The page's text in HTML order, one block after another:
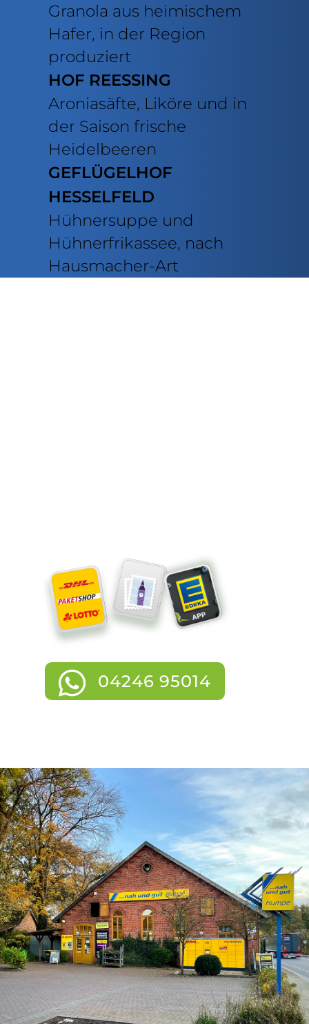
Granola aus heimischem
Hafer, in der Region
produziert
HOF REESSING
Aroniasäfte, Liköre und in
der Saison frische
Heidelbeeren
GEFLÜGELHOF
HESSELFELD
Hühnersuppe und
Hühnerfrikassee, nach
Hausmacher-Art
04246 95014